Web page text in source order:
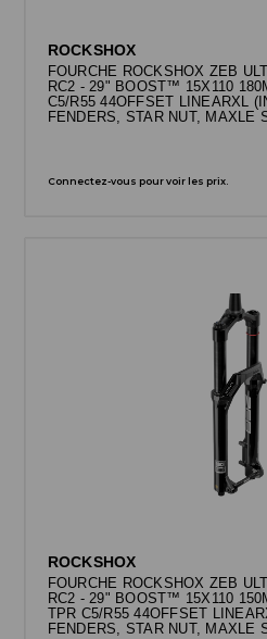
ROCKSHOX
FOURCHE ROCKSHOX ZEB
RC2 - 29" BOOST™ 15X110
C5/R55 44OFFSET LINEARXL
FENDERS, STAR NUT, MAXLE
Connectez-vous pour voir les prix.
ROCKSHOX
FOURCHE ROCKSHOX ZEB
RC2 - 29" BOOST™ 15X110
TPR C5/R55 44OFFSET
FENDERS, STAR NUT, MAXLE